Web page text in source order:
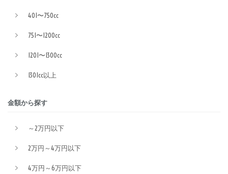
401〜750cc
751〜1200cc
1201〜1300cc
1301cc以上
金額から探す
～2万円以下
2万円～4万円以下
4万円～6万円以下